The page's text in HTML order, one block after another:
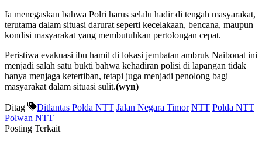
Ia menegaskan bahwa Polri harus selalu hadir di tengah masyarakat,
terutama dalam situasi darurat seperti kecelakaan, bencana, maupun
kondisi masyarakat yang membutuhkan pertolongan cepat.
Peristiwa evakuasi ibu hamil di lokasi jembatan ambruk Naibonat ini
menjadi salah satu bukti bahwa kehadiran polisi di lapangan tidak
hanya menjaga ketertiban, tetapi juga menjadi penolong bagi
masyarakat dalam situasi sulit.(wyn)
Ditag Ditlantas Polda NTT Jalan Negara Timor NTT Polda NTT
Polwan NTT
Posting Terkait